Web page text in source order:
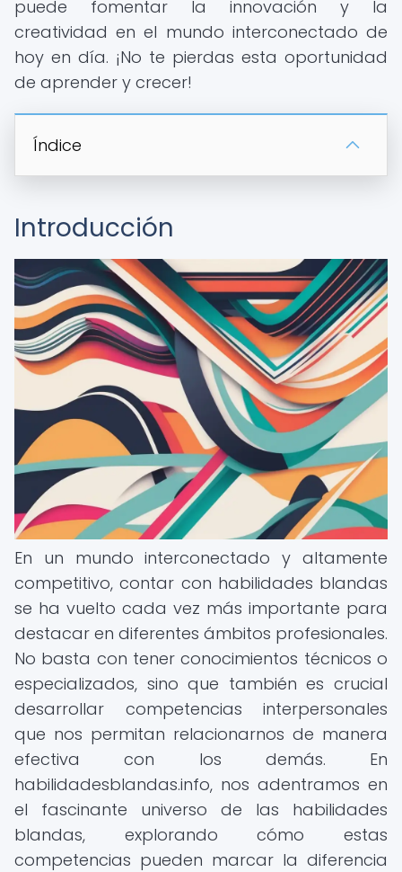
puede fomentar la innovación y la
creatividad en el mundo interconectado de
hoy en día. ¡No te pierdas esta oportunidad
de aprender y crecer!
Índice
Introducción
En un mundo interconectado y altamente
competitivo, contar con habilidades blandas
se ha vuelto cada vez más importante para
destacar en diferentes ámbitos profesionales.
No basta con tener conocimientos técnicos o
especializados, sino que también es crucial
desarrollar competencias interpersonales
que nos permitan relacionarnos de manera
efectiva con los demás. En
habilidadesblandas.info, nos adentramos en
el fascinante universo de las habilidades
blandas, explorando cómo estas
competencias pueden marcar la diferencia